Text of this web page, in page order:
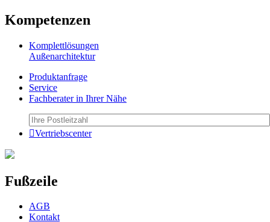
Kompetenzen
Komplettlösungen
Außenarchitektur
Produktanfrage
Service
Fachberater in Ihrer Nähe
Vertriebscenter
Fußzeile
AGB
Kontakt